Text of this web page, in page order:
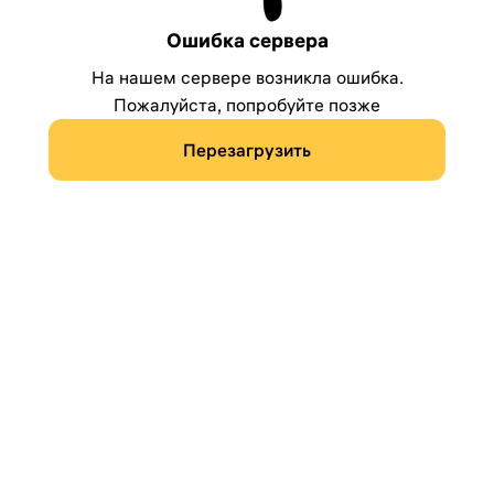
Ошибка сервера
На нашем сервере возникла ошибка.
Пожалуйста, попробуйте позже
Перезагрузить